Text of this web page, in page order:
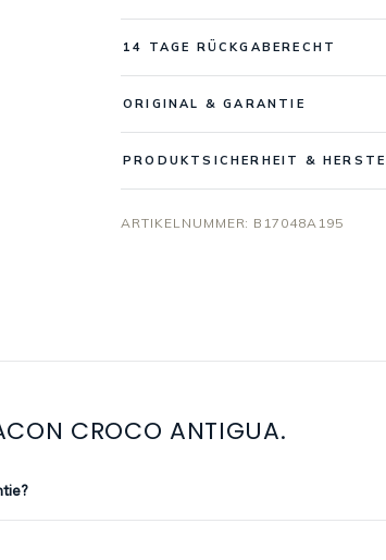
14 TAGE RÜCKGABERECHT
ORIGINAL & GARANTIE
PRODUKTSICHERHEIT &
ARTIKELNUMMER: B17048A195
CROCO ANTIGUA.